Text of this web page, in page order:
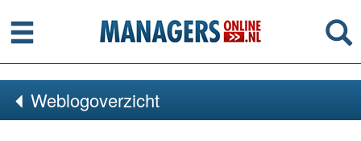
Menu
Weblogoverzicht